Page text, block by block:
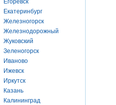
Егоревск
Екатеринбург
Железногорск
Железнодорожный
Жуковский
Зеленогорск
Иваново
Ижевск
Иркутск
Казань
Калининград